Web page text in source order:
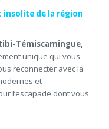
insolite de la région
Témiscamingue,
unique qui vous
reconnecter avec la
et
l’escapade dont vous